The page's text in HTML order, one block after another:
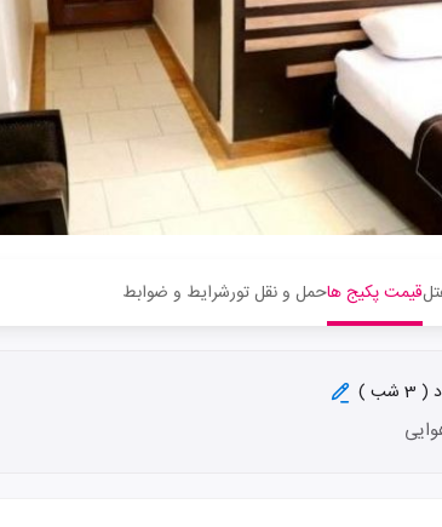
قیمت پکیج هاحمل و نقل تورشرایط و ضوابط